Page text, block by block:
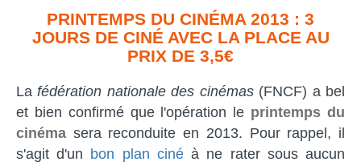
PRINTEMPS DU CINÉMA 2013 : 3
JOURS DE CINÉ AVEC LA PLACE AU
PRIX DE 3,5€
Lafédération nationale des cinémas(FNCF) a bel
et bien confirmé que l'opération le printemps du
cinéma sera reconduite en 2013. Pour rappel, il
s'agit d'un bon plan cinéà ne rater sous aucun